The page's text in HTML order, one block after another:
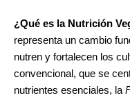
¿Qué es la Nutrición
representa un cambio
nutren y fortalecen los
convencional, que se
nutrientes esenciales, la